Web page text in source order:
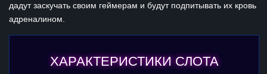
дадут заскучать своим геймерам и будут подпитывать их кровь
адреналином.
ХАРАКТЕРИСТИКИ СЛОТА